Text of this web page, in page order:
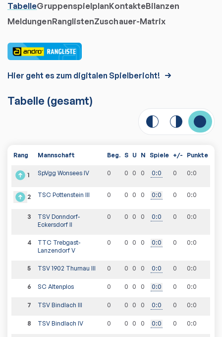
TabelleGruppenspielplanKontakteBilanzen
MeldungenRanglistenZuschauer-Matrix
Hier geht es zum digitalen Spielbericht!
Tabelle (gesamt)
Rang Mannschaft Beg. S U N Spiele +/- Punkte
1 SpVgg Wonsees IV 0 0 0 0 0:0 0 0:0
2 TSC Pottenstein III 0 0 0 0 0:0 0 0:0
3
TSV Donndorf-
Eckersdorf II
0 0 0 0 0:0 0 0:0
4
TTC Trebgast-
Lanzendorf V
0 0 0 0 0:0 0 0:0
5 TSV 1902 Thurnau III 0 0 0 0 0:0 0 0:0
6 SC Altenplos 0 0 0 0 0:0 0 0:0
7 TSV Bindlach III 0 0 0 0 0:0 0 0:0
8 TSV Bindlach IV 0 0 0 0 0:0 0 0:0